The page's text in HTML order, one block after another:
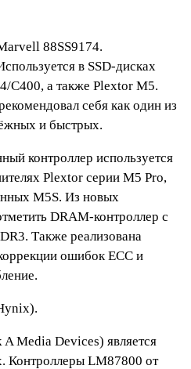
88SS9174.
в SSD-дисках
C400, а также Plextor M5.
себя как один из
и быстрых.
контроллер используется
Plextor серии M5 Pro,
M5S. Из новых
DRAM-контроллер с
Также реализована
ошибок ECC и
Media Devices) является
Контроллеры LM87800 от